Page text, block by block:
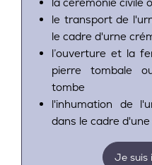
le transport de
le cadre d'urne
l’ouverture et la
pierre tombale
tombe
l'inhumation de
dans le cadre
Je suis